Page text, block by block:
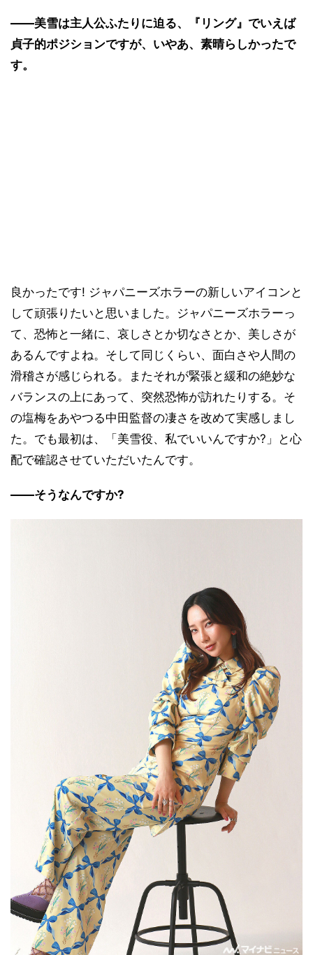
――美雪は主人公ふたりに迫る、『リング』でいえば
貞子的ポジションですが、いやあ、素晴らしかったで
す。
良かったです! ジャパニーズホラーの新しいアイコンと
して頑張りたいと思いました。ジャパニーズホラーっ
て、恐怖と一緒に、哀しさとか切なさとか、美しさが
あるんですよね。そして同じくらい、面白さや人間の
滑稽さが感じられる。またそれが緊張と緩和の絶妙な
バランスの上にあって、突然恐怖が訪れたりする。そ
の塩梅をあやつる中田監督の凄さを改めて実感しまし
た。でも最初は、「美雪役、私でいいんですか?」と心
配で確認させていただいたんです。
――そうなんですか?